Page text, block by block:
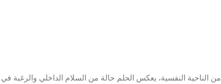
من الناحية النفسية، يعكس الحلم حالة من السلام الداخلي والرغبة في